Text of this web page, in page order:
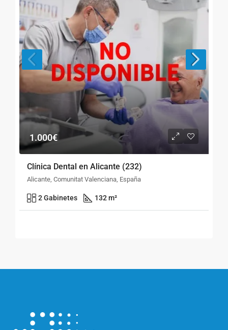
1.000€
Clínica Dental en Alicante (232)
Alicante, Comunitat Valenciana, España
2 Gabinetes 132 m²